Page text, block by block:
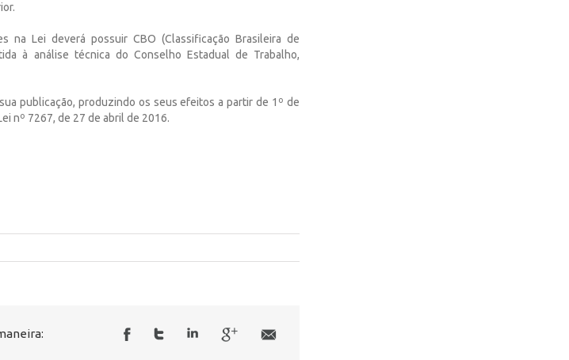
na Lei deverá possuir CBO (Classificação Brasileira de
à análise técnica do Conselho Estadual de Trabalho,
publicação, produzindo os seus efeitos a partir de 1º de
nº 7267, de 27 de abril de 2016.